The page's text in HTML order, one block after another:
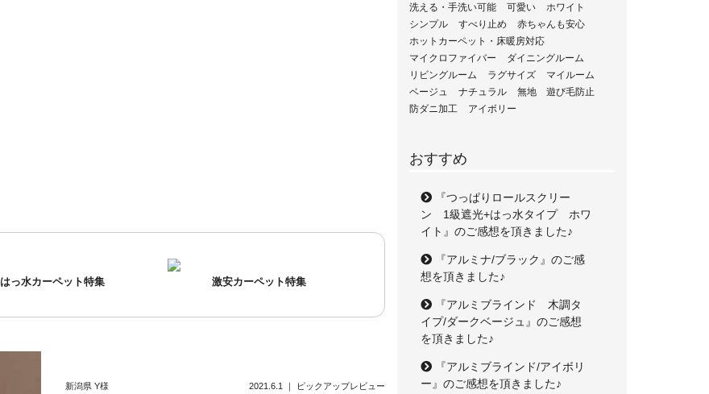
はっ水カーペット特集 激安カーペット特集
新潟県 Y様 2021.6.1 ピックアップレビュー
洗える・手洗い可能
可愛い
ホワイト
シンプル
すべり止め
赤ちゃんも安心
ホットカーペット・床暖房対応
マイクロファイバー
ダイニングルーム
リビングルーム
ラグサイズ
マイルーム
ベージュ
ナチュラル 無地
遊び毛防止
防ダニ加工
アイボリー
おすすめ
『つっぱりロールスクリー
ン 1級遮光+はっ水タイプ ホワ
イト』のご感想を頂きました♪
『アルミナ/ブラック』のご感
想を頂きました♪
『アルミブラインド 木調タ
イプ/ダークベージュ』のご感想
を頂きました♪
『アルミブラインド/アイボリ
ー』のご感想を頂きました♪